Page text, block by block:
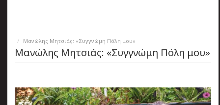
Μανώλης Μητσιάς: «Συγγνώμη Πόλη μου»
Μανώλης Μητσιάς: «Συγγνώμη Πόλη μου»